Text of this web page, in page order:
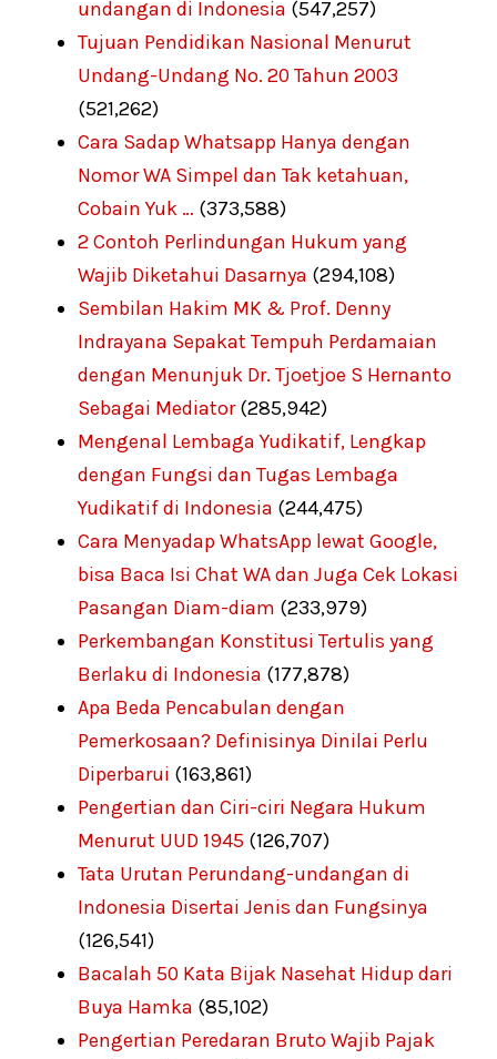
undangan di Indonesia (547,257)
Tujuan Pendidikan Nasional Menurut
Undang-Undang No. 20 Tahun 2003
(521,262)
Cara Sadap Whatsapp Hanya dengan
Nomor WA Simpel dan Tak ketahuan,
Cobain Yuk … (373,588)
2 Contoh Perlindungan Hukum yang
Wajib Diketahui Dasarnya (294,108)
Sembilan Hakim MK & Prof. Denny
Indrayana Sepakat Tempuh Perdamaian
dengan Menunjuk Dr. Tjoetjoe S Hernanto
Sebagai Mediator (285,942)
Mengenal Lembaga Yudikatif, Lengkap
dengan Fungsi dan Tugas Lembaga
Yudikatif di Indonesia (244,475)
Cara Menyadap WhatsApp lewat Google,
bisa Baca Isi Chat WA dan Juga Cek Lokasi
Pasangan Diam-diam (233,979)
Perkembangan Konstitusi Tertulis yang
Berlaku di Indonesia (177,878)
Apa Beda Pencabulan dengan
Pemerkosaan? Definisinya Dinilai Perlu
Diperbarui (163,861)
Pengertian dan Ciri-ciri Negara Hukum
Menurut UUD 1945 (126,707)
Tata Urutan Perundang-undangan di
Indonesia Disertai Jenis dan Fungsinya
(126,541)
Bacalah 50 Kata Bijak Nasehat Hidup dari
Buya Hamka (85,102)
Pengertian Peredaran Bruto Wajib Pajak